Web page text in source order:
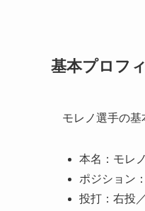
基本プロフ
モレノ選手の基
本名：モレ
ポジション
投打：右投